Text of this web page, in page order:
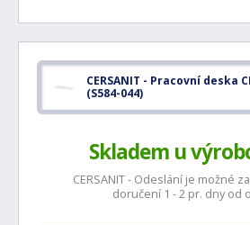
CERSANIT - Pracovní deska
(S584-044)
Skladem u
CERSANIT - Odeslání je možné
doručení 1 - 2 pr. dny od